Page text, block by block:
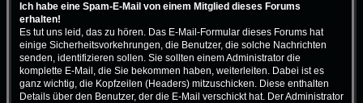
Ich habe eine Spam-E-Mail von einem Mitglied dieses Forums
erhalten!
Es tut uns leid, das zu hören. Das E-Mail-Formular dieses Forums hat
einige Sicherheitsvorkehrungen, die Benutzer, die solche Nachrichten
senden, identifizieren sollen. Sie sollten einem Administrator die
komplette E-Mail, die Sie bekommen haben, weiterleiten. Dabei ist es
ganz wichtig, die Kopfzeilen (Headers) mitzuschicken. Diese enthalten
Details über den Benutzer, der die E-Mail verschickt hat. Der Administrator